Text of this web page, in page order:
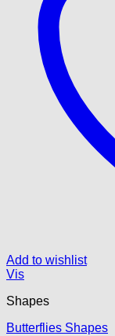
Add to wishlist
Vis
Shapes
Butterflies Shapes